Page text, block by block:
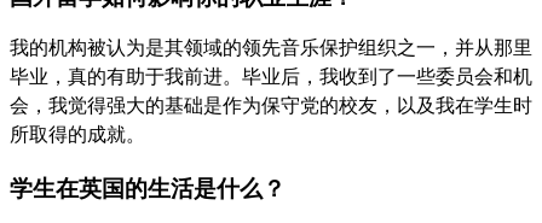
我的机构被认为是其领域的领先音乐保护组织之一，并从那里
毕业，真的有助于我前进。毕业后，我收到了一些委员会和机
会，我觉得强大的基础是作为保守党的校友，以及我在学生时
所取得的成就。
学生在英国的生活是什么？